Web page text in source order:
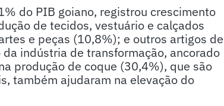
do PIB goiano, registrou crescimento
de tecidos, vestuário e calçados
e peças (10,8%); e outros artigos de
indústria de transformação, ancorado
produção de coque (30,4%), que são
também ajudaram na elevação do